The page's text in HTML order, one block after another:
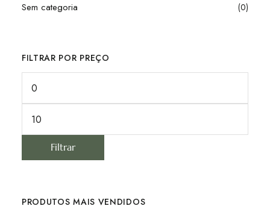
Sem categoria (0)
FILTRAR POR PREÇO
Filtrar
PRODUTOS MAIS VENDIDOS